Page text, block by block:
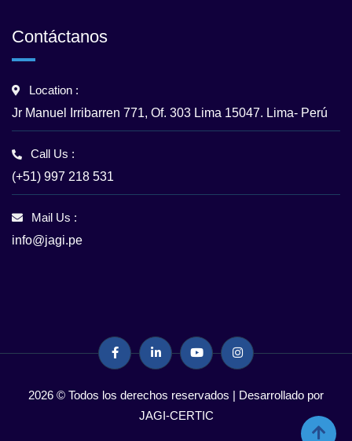
Contáctanos
Location :
Jr Manuel Irribarren 771, Of. 303 Lima 15047. Lima- Perú
Call Us :
(+51) 997 218 531
Mail Us :
info@jagi.pe
2026 © Todos los derechos reservados | Desarrollado por
JAGI-CERTIC